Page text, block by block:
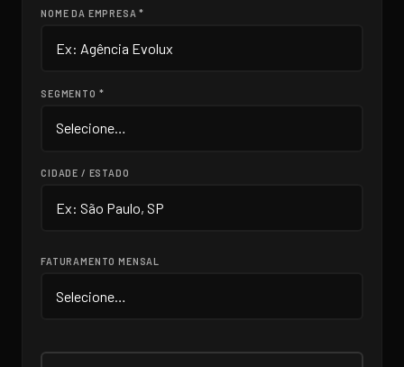
NOME DA EMPRESA *
SEGMENTO *
CIDADE / ESTADO
FATURAMENTO MENSAL